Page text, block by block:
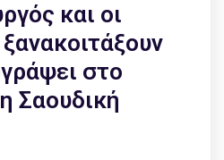
και οι
στο
Σαουδική